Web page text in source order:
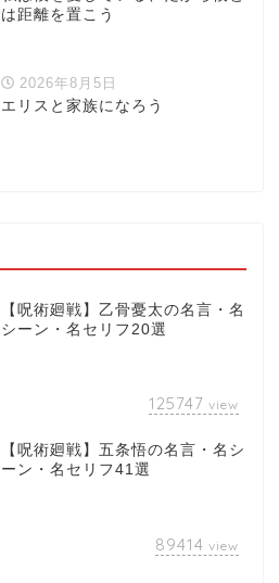
は距離を置こう
2026年8月5日
エリスと家族になろう
【呪術廻戦】乙骨憂太の名言・名
シーン・名セリフ20選
125747 view
【呪術廻戦】五条悟の名言・名シ
ーン・名セリフ41選
89414 view